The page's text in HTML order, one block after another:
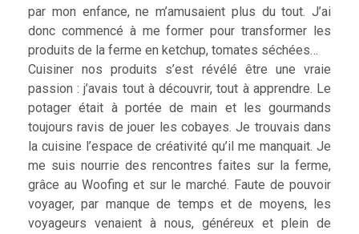
par mon enfance, ne m’amusaient plus du tout. J’ai
donc commencé à me former pour transformer les
produits de la ferme en ketchup, tomates séchées…
Cuisiner nos produits s’est révélé être une vraie
passion : j’avais tout à découvrir, tout à apprendre. Le
potager était à portée de main et les gourmands
toujours ravis de jouer les cobayes. Je trouvais dans
la cuisine l’espace de créativité qu’il me manquait. Je
me suis nourrie des rencontres faites sur la ferme,
grâce au Woofing et sur le marché. Faute de pouvoir
voyager, par manque de temps et de moyens, les
voyageurs venaient à nous, généreux et plein de